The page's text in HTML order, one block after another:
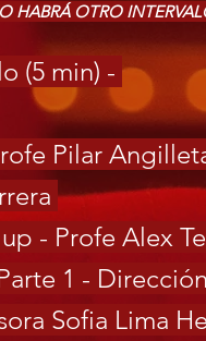
HABRÁ OTRO
(5 min) -
Pilar
- Profe Alex
1 -
Sofia Lima